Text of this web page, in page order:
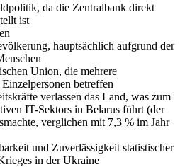
da die Zentralbank direkt
ist
hauptsächlich aufgrund der
Union, die mehrere
betreffen
verlassen das Land, was zum
IT-Sektors in Belarus führt (der
verglichen mit 7,3 % im Jahr
und Zuverlässigkeit statistischer
in der Ukraine